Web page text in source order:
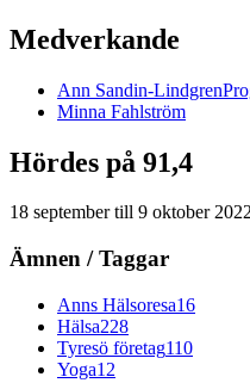
Medverkande
Ann Sandin-Lindgren
Minna Fahlström
Hördes på 91,4
18 septembertill 9 oktober
Ämnen / Taggar
Anns Hälsoresa16
Hälsa228
Tyresö företag110
Yoga12